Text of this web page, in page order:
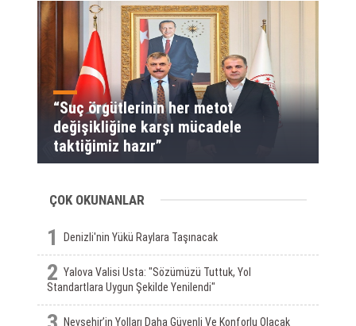
“Suç örgütlerinin her metot
değişikliğine karşı mücadele
taktiğimiz hazır”
ÇOK OKUNANLAR
1 Denizli'nin Yükü Raylara Taşınacak
2 Yalova Valisi Usta: "Sözümüzü Tuttuk, Yol
Standartlara Uygun Şekilde Yenilendi"
Nevşehir’in Yolları Daha Güvenli Ve Konforlu Olacak